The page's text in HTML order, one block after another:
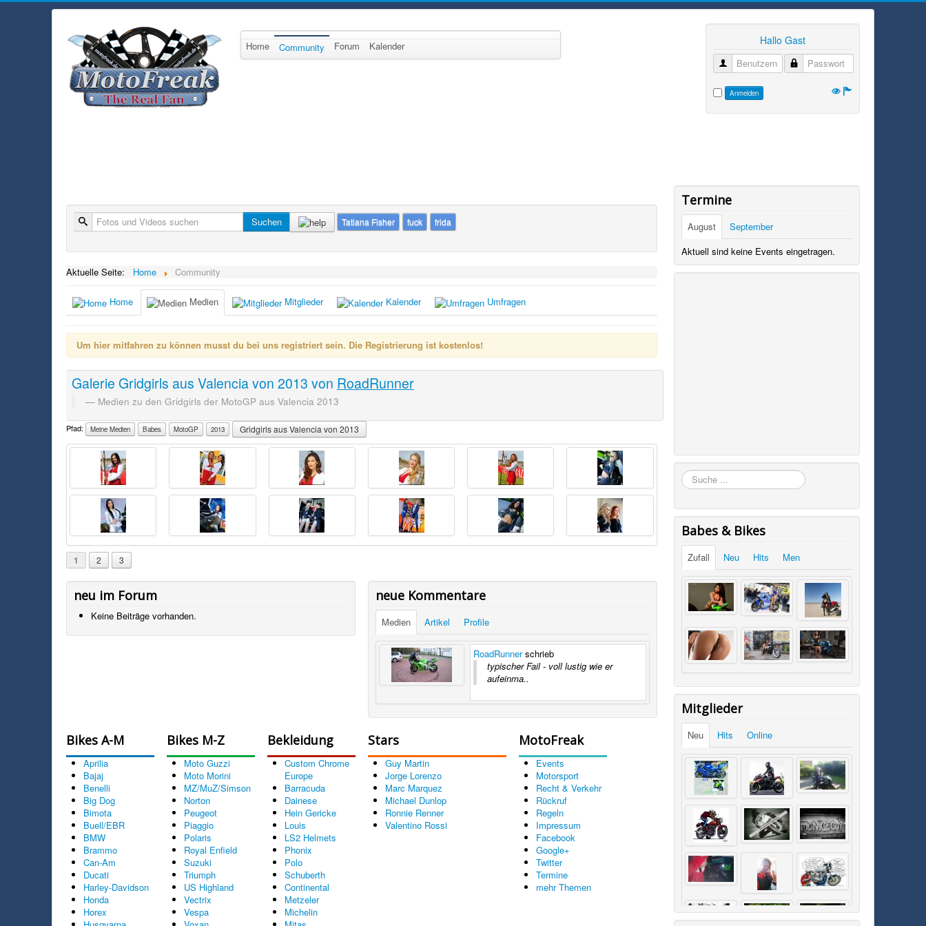
Hallo Gast
Benutzername
Passwort
Anmelden
Home Community Forum Kalender
Suche Suchen Tatiana Fisher fuck frida
Aktuelle Seite: Home Community
Home Medien Mitglieder Kalender Umfragen
Um hier mitfahren zu können musst du bei uns registriert sein. Die Registrierung ist kostenlos!
Galerie Gridgirls aus Valencia von 2013 von RoadRunner
Medien zu den Gridgirls der MotoGP aus Valencia 2013
Pfad: Meine Medien Babes MotoGP 2013 Gridgirls aus Valencia von 2013
1 2 3
neu im Forum
Keine Beiträge vorhanden.
neue Kommentare
Medien Artikel Profile
RoadRunnerschrieb
typischer Fail - voll lustig wie er
aufeinma..
Bikes A-M
Aprilia
Bajaj
Benelli
Big Dog
Bimota
Buell/EBR
BMW
Brammo
Can-Am
Ducati
Harley-Davidson
Honda
Horex
Bikes M-Z
Moto Guzzi
Moto Morini
MZ/MuZ/Simson
Norton
Peugeot
Piaggio
Polaris
Royal Enfield
Suzuki
Triumph
US Highland
Vectrix
Vespa
Bekleidung
Custom Chrome
Europe
Barracuda
Dainese
Hein Gericke
Louis
LS2 Helmets
Phonix
Polo
Schuberth
Continental
Metzeler
Michelin
Stars
Guy Martin
Jorge Lorenzo
Marc Marquez
Michael Dunlop
Ronnie Renner
Valentino Rossi
MotoFreak
Events
Motorsport
Recht & Verkehr
Rückruf
Regeln
Impressum
Facebook
Google+
Twitter
Termine
mehr Themen
Termine
August
September
Aktuell sind keine Events eingetragen.
Suchen
Babes & Bikes
Zufall Neu Hits Men
Mitglieder
Neu Hits Online